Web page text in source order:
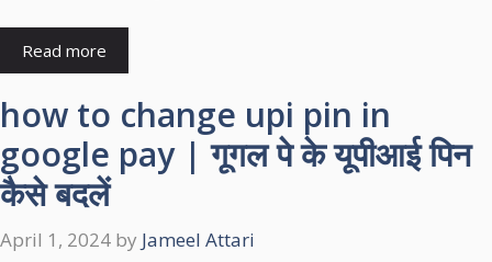
Read more
how to change upi pin in
google pay | गूगल पे के यूपीआई पिन
कैसे बदलें
April 1, 2024 by Jameel Attari